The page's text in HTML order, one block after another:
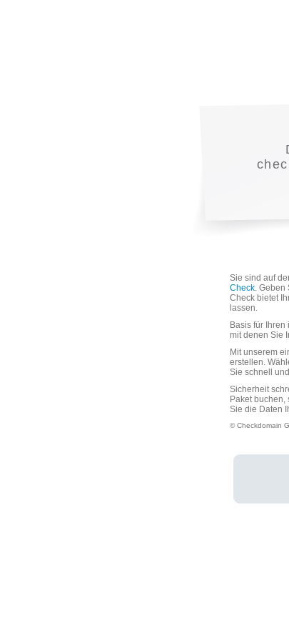
Sie sind auf
Check. Geben
Check bietet
lassen.
Basis für
mit denen Sie
Mit unserem
erstellen.
Sie schnell
Sicherheit
Paket
Sie die Daten
© Checkdomain